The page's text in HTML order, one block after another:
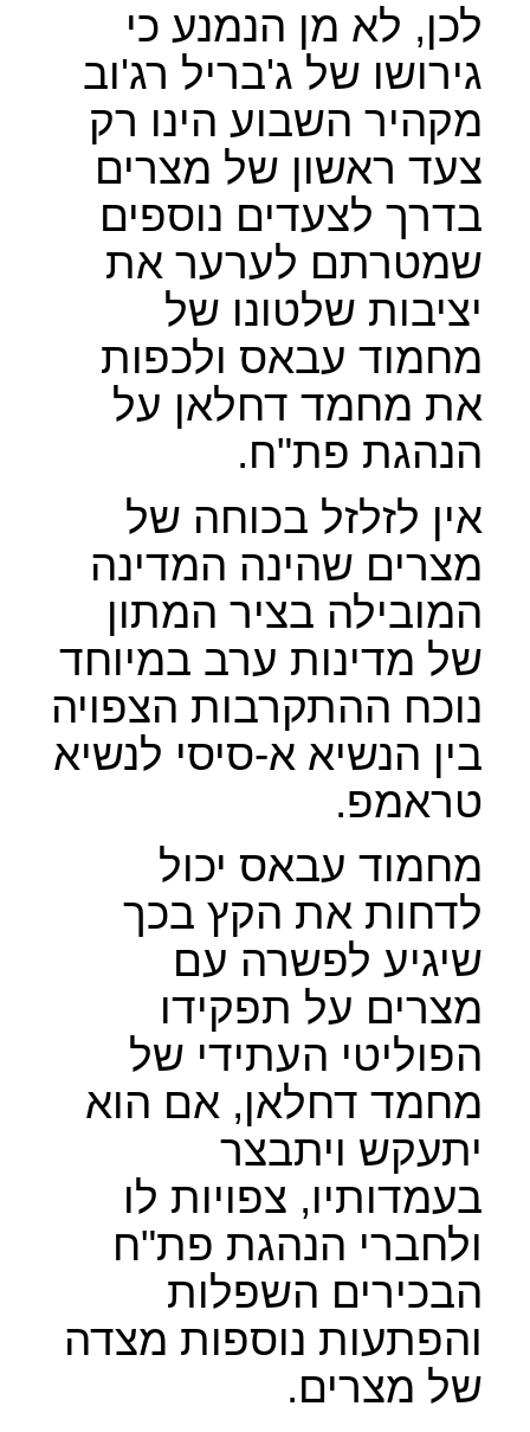
לכן, לא מן הנמנע כי
גירושו של ג'בריל רג'וב
מקהיר השבוע הינו רק
צעד ראשון של מצרים
בדרך לצעדים נוספים
שמטרתם לערער את
יציבות שלטונו של
מחמוד עבאס ולכפות
את מחמד דחלאן על
הנהגת פת"ח.
אין לזלזל בכוחה של
מצרים שהינה המדינה
המובילה בציר המתון
של מדינות ערב במיוחד
נוכח ההתקרבות הצפויה
בין הנשיא א-סיסי לנשיא
טראמפ.
מחמוד עבאס יכול
לדחות את הקץ בכך
שיגיע לפשרה עם
מצרים על תפקידו
הפוליטי העתידי של
מחמד דחלאן, אם הוא
יתעקש ויתבצר
בעמדותיו, צפויות לו
ולחברי הנהגת פת"ח
הבכירים השפלות
והפתעות נוספות מצדה
של מצרים.